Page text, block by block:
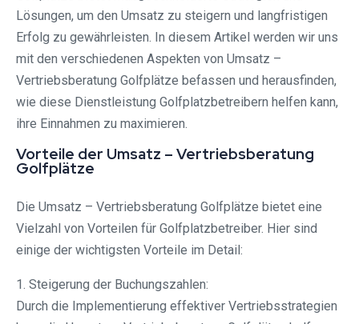
Lösungen, um den Umsatz zu steigern und langfristigen
Erfolg zu gewährleisten. In diesem Artikel werden wir uns
mit den verschiedenen Aspekten von Umsatz –
Vertriebsberatung Golfplätze befassen und herausfinden,
wie diese Dienstleistung Golfplatzbetreibern helfen kann,
ihre Einnahmen zu maximieren.
Vorteile der Umsatz – Vertriebsberatung
Golfplätze
Die Umsatz – Vertriebsberatung Golfplätze bietet eine
Vielzahl von Vorteilen für Golfplatzbetreiber. Hier sind
einige der wichtigsten Vorteile im Detail:
1. Steigerung der Buchungszahlen:
Durch die Implementierung effektiver Vertriebsstrategien